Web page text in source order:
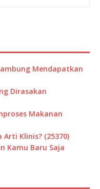
Mendapatkan
Dirasakan
Makanan
Arti Klinis? (25370)
Kamu Baru Saja